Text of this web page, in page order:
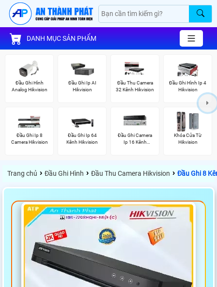
DANH MỤC SẢN PHẨM
Đầu Ghi Hình
Analog Hikvision
Đầu Ghi Ip AI
Hikvision
Đầu Thu Camera
32 Kênh Hikvision
Đầu Ghi Hình Ip 4
Hikvision
Đầu Ghi Ip 8
Camera Hikvision
Đầu Ghi Ip 64
Kênh Hikvision
Đầu Ghi Camera
Ip 16 Kênh
Khóa Cửa Từ
Hikvision
Trang chủ › Đầu Ghi Hình › Đầu Thu Camera Hikvision › Đầu Ghi 8